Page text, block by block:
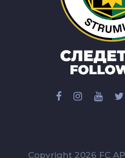
Copyright 2026 FC